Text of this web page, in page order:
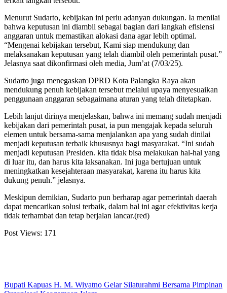
Menurut Sudarto, kebijakan ini perlu adanyan dukungan. Ia menilai
bahwa keputusan ini diambil sebagai bagian dari langkah efisiensi
anggaran untuk memastikan alokasi dana agar lebih optimal.
“Mengenai kebijakan tersebut, Kami siap mendukung dan
melaksanakan keputusan yang telah diambil oleh pemerintah pusat.”
Jelasnya saat dikonfirmasi oleh media, Jum’at (7/03/25).
Sudarto juga menegaskan DPRD Kota Palangka Raya akan
mendukung penuh kebijakan tersebut melalui upaya menyesuaikan
penggunaan anggaran sebagaimana aturan yang telah ditetapkan.
Lebih lanjut dirinya menjelaskan, bahwa ini memang sudah menjadi
kebijakan dari pemerintah pusat, ia pun mengajak kepada seluruh
elemen untuk bersama-sama menjalankan apa yang sudah dinilai
menjadi keputusan terbaik khususnya bagi masyarakat. “Ini sudah
menjadi keputusan Presiden. kita tidak bisa melakukan hal-hal yang
di luar itu, dan harus kita laksanakan. Ini juga bertujuan untuk
meningkatkan kesejahteraan masyarakat, karena itu harus kita
dukung penuh.” jelasnya.
Meskipun demikian, Sudarto pun berharap agar pemerintah daerah
dapat mencarikan solusi terbaik, dalam hal ini agar efektivitas kerja
tidak terhambat dan tetap berjalan lancar.(red)
Post Views: 171
Bupati Kapuas H. M. Wiyatno Gelar Silaturahmi Bersama Pimpinan